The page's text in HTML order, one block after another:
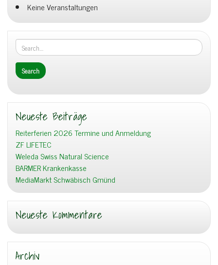
Keine Veranstaltungen
Neueste Beiträge
Reiterferien 2026 Termine und Anmeldung
ZF LIFETEC
Weleda Swiss Natural Science
BARMER Krankenkasse
MediaMarkt Schwäbisch Gmünd
Neueste Kommentare
Archiv